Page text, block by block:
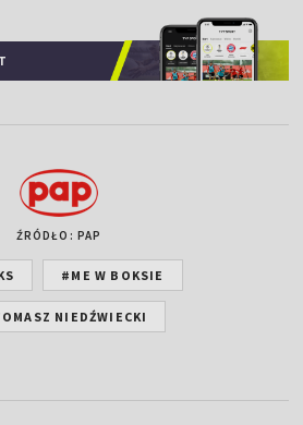
ŹRÓDŁO: PAP
#ME W BOKSIE
NIEDŹWIECKI